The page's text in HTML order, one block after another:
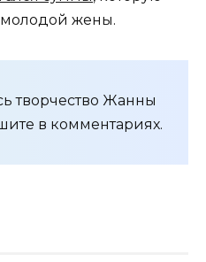
молодой жены.
творчество Жанны
в комментариях.